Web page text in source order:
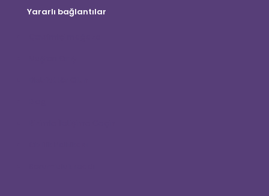
Yararlı bağlantılar